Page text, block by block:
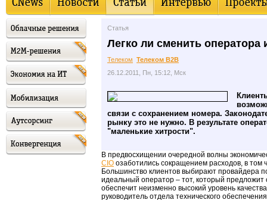
Статья
Легко ли сменить оператора
Телеком Телеком B2B
26.12.2011, Пн, 15:12, Мск
связи с сохранением номера.
рынку это не нужно. В результате
"маленькие хитрости".
В предвосхищении очередной волны
CIO озаботились сокращением расходов, в том
Большинство клиентов выбирают провайдера
идеальный оператор – тот, который предложит
обеспечит неизменно высокий уровень
руководитель отдела технического